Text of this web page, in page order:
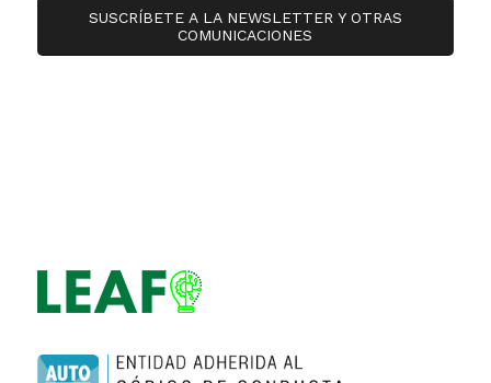
SUSCRÍBETE A LA NEWSLETTER Y OTRAS
COMUNICACIONES